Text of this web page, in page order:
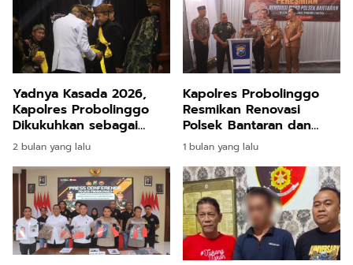
Yadnya Kasada 2026,
Kapolres Probolinggo
Dikukuhkan sebagai
Warga Kehormatan Suku
Tengger
2 bulan yang lalu
Kapolres Probolinggo
Resmikan Renovasi
Polsek Bantaran dan
Besuk,Tekankan
Optimalisasi Pelayanan
Publik
1 bulan yang lalu